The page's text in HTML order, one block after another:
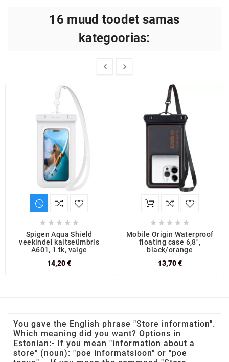
16 muud toodet samas
kategoorias:
 
    
Spigen Aqua Shield
veekindel kaitseümbris
A601, 1 tk, valge
14,20 €
    
Mobile Origin Waterproof
floating case 6,8",
black/orange
13,70 €
You gave the English phrase "Store information".
Which meaning did you want? Options in
Estonian:- If you mean "information about a
store" (noun): "poe informatsioon" or "poe